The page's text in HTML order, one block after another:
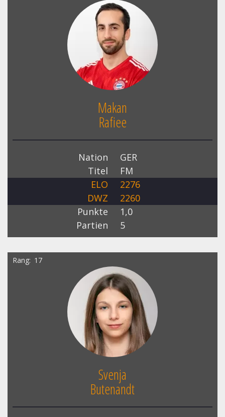
Makan
Rafiee
Nation
GER
Titel
FM
ELO
2276
DWZ
2260
Punkte
1,0
Partien
5
Rang 17
Svenja
Butenandt